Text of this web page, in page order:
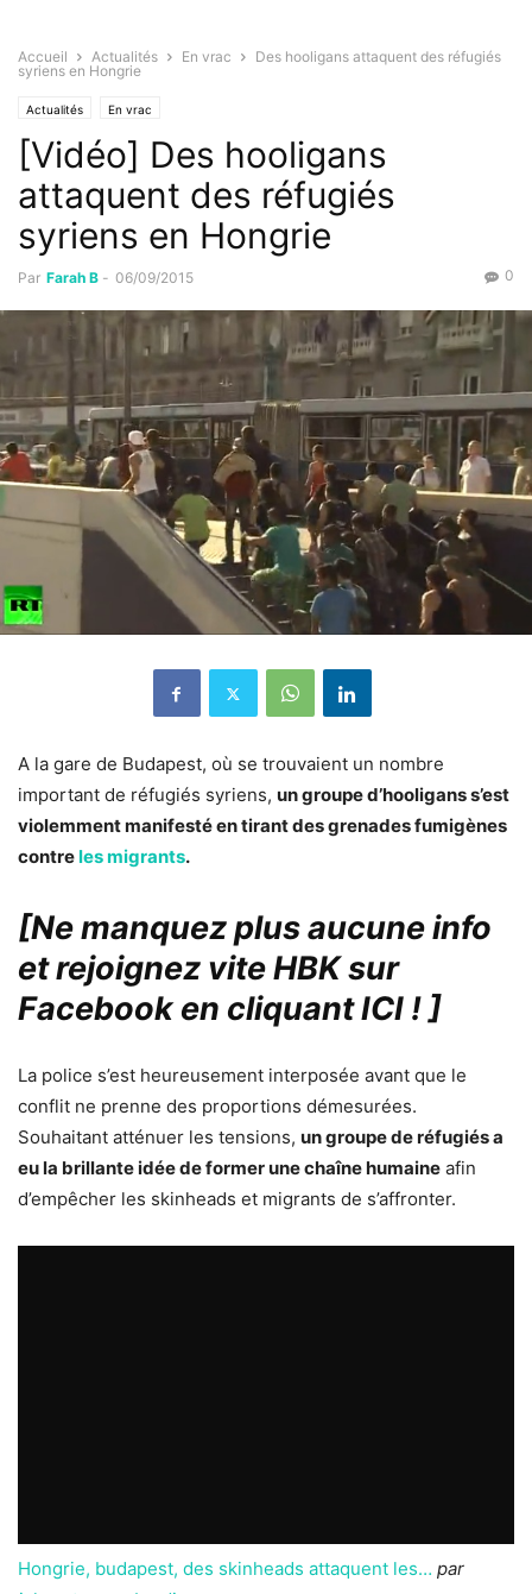
Accueil Actualités En vrac
Des hooligans attaquent des réfugiés
syriens en Hongrie
Actualités En vrac
[Vidéo] Des hooligans
attaquent des réfugiés
syriens en Hongrie
Par Farah B - 06/09/2015 0
A la gare de Budapest, où se trouvaient un nombre
important de réfugiés syriens, un groupe d’hooligans s’est
violemment manifesté en tirant des grenades fumigènes
contreles migrants.
[Ne manquez plus aucune info
et rejoignez vite HBK sur
Facebook en cliquant ICI !]
La police s’est heureusement interposée avant que le
conflit ne prenne des proportions démesurées.
Souhaitant atténuer les tensions, un groupe de réfugiés a
eu la brillante idée de former une chaîne humaine afin
d’empêcher les skinheads et migrants de s’affronter.
Hongrie, budapest, des skinheads attaquent les… par